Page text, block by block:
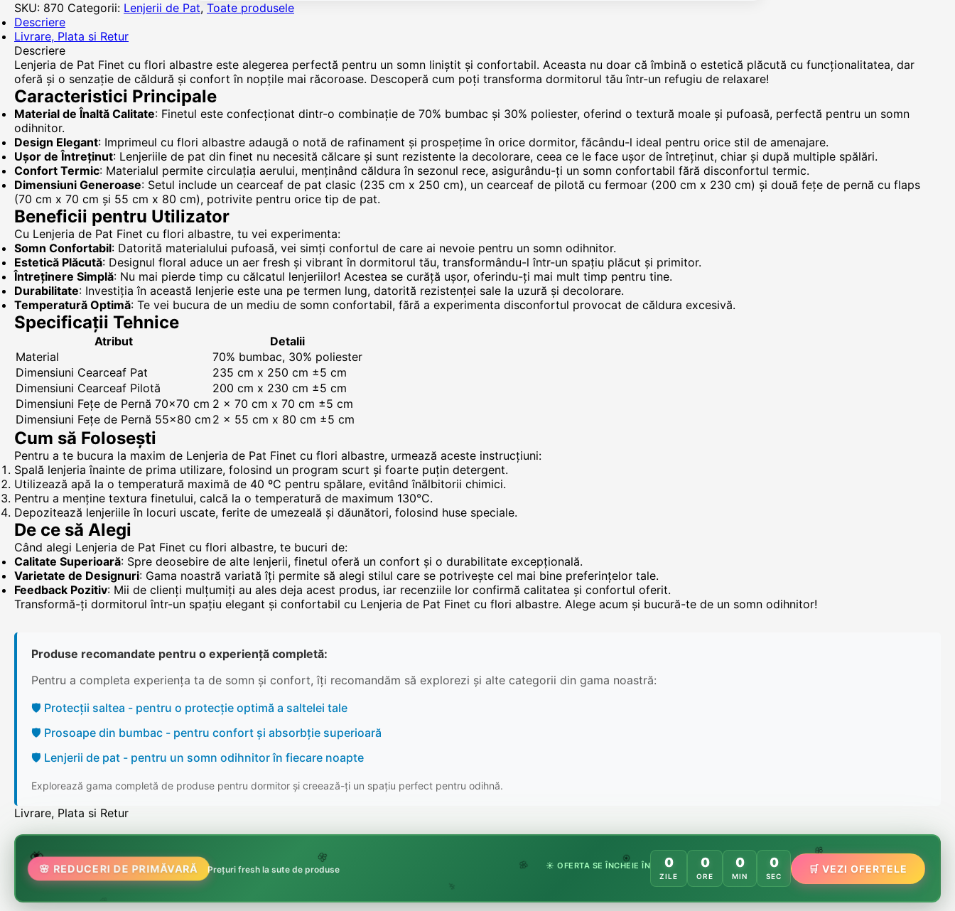
SKU: 870 Categorii: Lenjerii de Pat, Toate produsele
Descriere
Livrare, Plata si Retur
Descriere
Lenjeria de Pat Finet cu flori albastre este alegerea perfectă pentru un somn liniștit și confortabil. Aceasta nu doar că îmbină o estetică plăcută cu funcționalitatea, dar
oferă și o senzație de căldură și confort în nopțile mai răcoroase. Descoperă cum poți transforma dormitorul tău într-un refugiu de relaxare!
Caracteristici Principale
Material de Înaltă Calitate: Finetul este confecționat dintr-o combinație de 70% bumbac și 30% poliester, oferind o textură moale și pufoasă, perfectă pentru un somn
odihnitor.
Design Elegant: Imprimeul cu flori albastre adaugă o notă de rafinament și prospețime în orice dormitor, făcându-l ideal pentru orice stil de amenajare.
Ușor de Întreținut: Lenjeriile de pat din finet nu necesită călcare și sunt rezistente la decolorare, ceea ce le face ușor de întreținut, chiar și după multiple spălări.
Confort Termic: Materialul permite circulația aerului, menținând căldura în sezonul rece, asigurându-ți un somn confortabil fără disconfortul termic.
Dimensiuni Generoase: Setul include un cearceaf de pat clasic (235 cm x 250 cm), un cearceaf de pilotă cu fermoar (200 cm x 230 cm) și două fețe de pernă cu flaps
(70 cm x 70 cm și 55 cm x 80 cm), potrivite pentru orice tip de pat.
Beneficii pentru Utilizator
Cu Lenjeria de Pat Finet cu flori albastre, tu vei experimenta:
Somn Confortabil: Datorită materialului pufoasă, vei simți confortul de care ai nevoie pentru un somn odihnitor.
Estetică Plăcută: Designul floral aduce un aer fresh și vibrant în dormitorul tău, transformându-l într-un spațiu plăcut și primitor.
Întreținere Simplă: Nu mai pierde timp cu călcatul lenjeriilor! Acestea se curăță ușor, oferindu-ți mai mult timp pentru tine.
Durabilitate: Investiția în această lenjerie este una pe termen lung, datorită rezistenței sale la uzură și decolorare.
Temperatură Optimă: Te vei bucura de un mediu de somn confortabil, fără a experimenta disconfortul provocat de căldura excesivă.
Specificații Tehnice
Atribut
Detalii
Material
70% bumbac, 30% poliester
Dimensiuni Cearceaf Pat
235 cm x 250 cm ±5 cm
Dimensiuni Cearceaf Pilotă
200 cm x 230 cm ±5 cm
Dimensiuni Fețe de Pernă 70x70 cm 2 x 70 cm x 70 cm ±5 cm
Dimensiuni Fețe de Pernă 55x80 cm 2 x 55 cm x 80 cm ±5 cm
Cum să Folosești
Pentru a te bucura la maxim de Lenjeria de Pat Finet cu flori albastre, urmează aceste instrucțiuni:
Spală lenjeria înainte de prima utilizare, folosind un program scurt și foarte puțin detergent.
Utilizează apă la o temperatură maximă de 40 ºC pentru spălare, evitând înălbitorii chimici.
Pentru a menține textura finetului, calcă la o temperatură de maximum 130°C.
Depozitează lenjeriile în locuri uscate, ferite de umezeală și dăunători, folosind huse speciale.
De ce să Alegi
Când alegi Lenjeria de Pat Finet cu flori albastre, te bucuri de:
Calitate Superioară: Spre deosebire de alte lenjerii, finetul oferă un confort și o durabilitate excepțională.
Varietate de Designuri: Gama noastră variată îți permite să alegi stilul care se potrivește cel mai bine preferințelor tale.
Feedback Pozitiv: Mii de clienți mulțumiți au ales deja acest produs, iar recenziile lor confirmă calitatea și confortul oferit.
Transformă-ți dormitorul într-un spațiu elegant și confortabil cu Lenjeria de Pat Finet cu flori albastre. Alege acum și bucură-te de un somn odihnitor!
Produse recomandate pentru o experiență completă:
Pentru a completa experiența ta de somn și confort, îți recomandăm să explorezi și alte categorii din gama noastră:
🛡️ Protecții saltea - pentru o protecție optimă a saltelei tale
🛡️ Prosoape din bumbac - pentru confort și absorbție superioară
🛡️ Lenjerii de pat - pentru un somn odihnitor în fiecare noapte
Explorează gama completă de produse pentru dormitor și creează-ți un spațiu perfect pentru odihnă.
Livrare, Plata si Retur
🌸
🏵️
🌸 🌸 🏵️ 🌿
🌸
🏵️
🌷
🦋
🌸 REDUCERI DE PRIMĂVARĂ Prețuri fresh la sute de produse ☀️ OFERTA SE ÎNCHEIE ÎN 0
ZILE
0
ORE
0
MIN
0
SEC
🛒 VEZI OFERTELE